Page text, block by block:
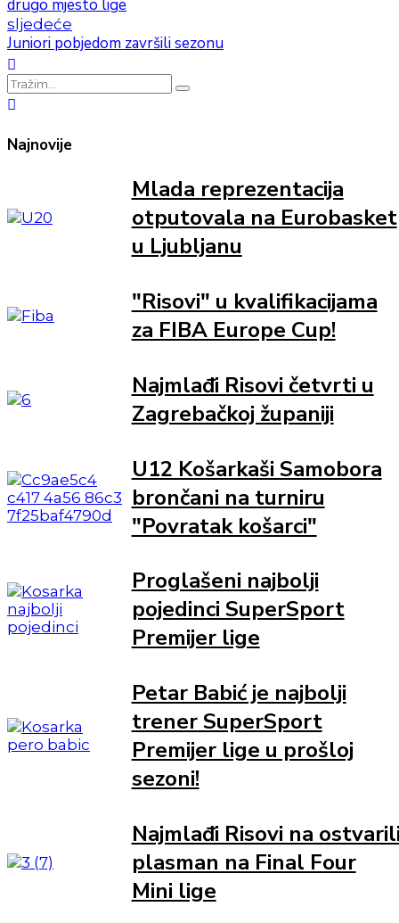
drugo mjesto lige
sljedeće
Juniori pobjedom završili sezonu
Najnovije
Mlada reprezentacija
otputovala na Eurobasket
u Ljubljanu
"Risovi" u kvalifikacijama
za FIBA Europe Cup!
Najmlađi Risovi četvrti u
Zagrebačkoj županiji
U12 Košarkaši Samobora
brončani na turniru
"Povratak košarci"
Proglašeni najbolji
pojedinci SuperSport
Premijer lige
Petar Babić je najbolji
trener SuperSport
Premijer lige u prošloj
sezoni!
Najmlađi Risovi na
plasman na Final Four
Mini lige